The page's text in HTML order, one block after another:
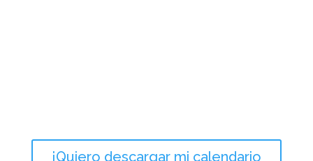
¡Quiero descargar mi calendario